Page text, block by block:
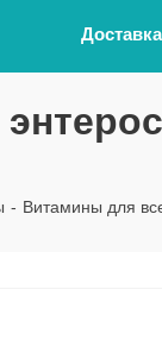
- Витамины для